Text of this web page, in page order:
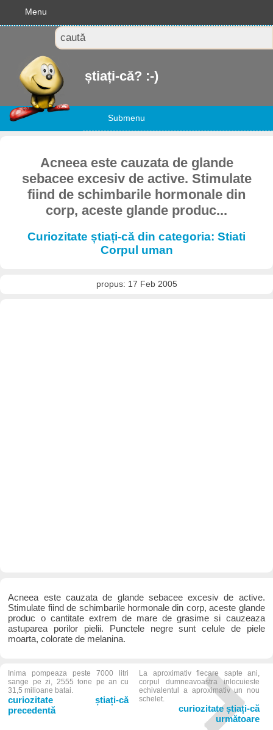
Menu
știați-că? :-)
Submenu
Acneea este cauzata de glande
sebacee excesiv de active. Stimulate
fiind de schimbarile hormonale din
corp, aceste glande produc...
Curiozitate știați-că din categoria: Stiati
Corpul uman
propus: 17 Feb 2005
Acneea este cauzata de glande sebacee excesiv de active.
Stimulate fiind de schimbarile hormonale din corp, aceste glande
produc o cantitate extrem de mare de grasime si cauzeaza
astuparea porilor pielii. Punctele negre sunt celule de piele
moarta, colorate de melanina.
Inima pompeaza peste 7000 litri
sange pe zi, 2555 tone pe an cu
31,5 milioane batai.
curiozitate știați-că
precedentă
La aproximativ fiecare sapte ani,
corpul dumneavoastra inlocuieste
echivalentul a aproximativ un nou
schelet.
curiozitate știați-că
următoare